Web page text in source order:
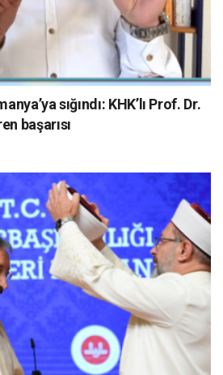
sığındı: KHK’lı Prof. Dr.
başarısı